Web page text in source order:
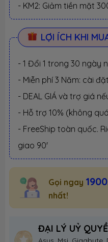
- KM2: Giảm tiền mặt
LỢI ÍCH KHI
- 1 Đổi 1 trong 30 ngày
- Miễn phí 3 Năm: cài
- DEAL GIÁ và trợ giá
- Hỗ trợ 10% (không
- FreeShip toàn quốc.
giao 90'
Gọi ngay
nhất!
ĐẠI LÝ UỶ